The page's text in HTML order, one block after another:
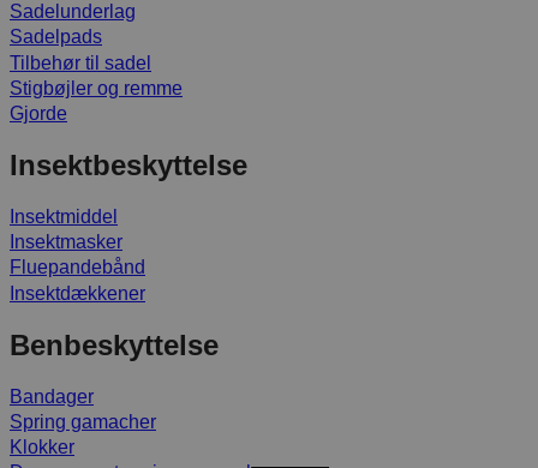
Sadelunderlag
Sadelpads
Tilbehør til sadel
Stigbøjler og remme
Gjorde
Insektbeskyttelse
Insektmiddel
Insektmasker
Fluepandebånd
Insektdækkener
Benbeskyttelse
Bandager
Spring gamacher
Klokker